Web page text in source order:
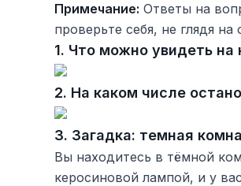
Примечание: Ответы на
проверьте себя, не глядя на
1. Что можно увидеть на
2. На каком числе
3. Загадка: темная
Вы находитесь в тёмной
керосиновой лампой, и у